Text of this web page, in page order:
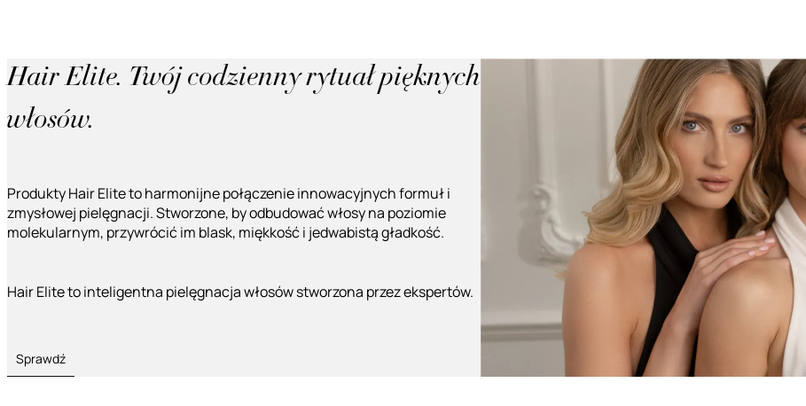
Hair Elite. Twój codzienny rytuał pięknych
włosów.
Produkty Hair Elite to harmonijne połączenie innowacyjnych formuł i
zmysłowej pielęgnacji. Stworzone, by odbudować włosy na poziomie
molekularnym, przywrócić im blask, miękkość i jedwabistą gładkość.
Hair Elite to inteligentna pielęgnacja włosów stworzona przez ekspertów.
Sprawdź